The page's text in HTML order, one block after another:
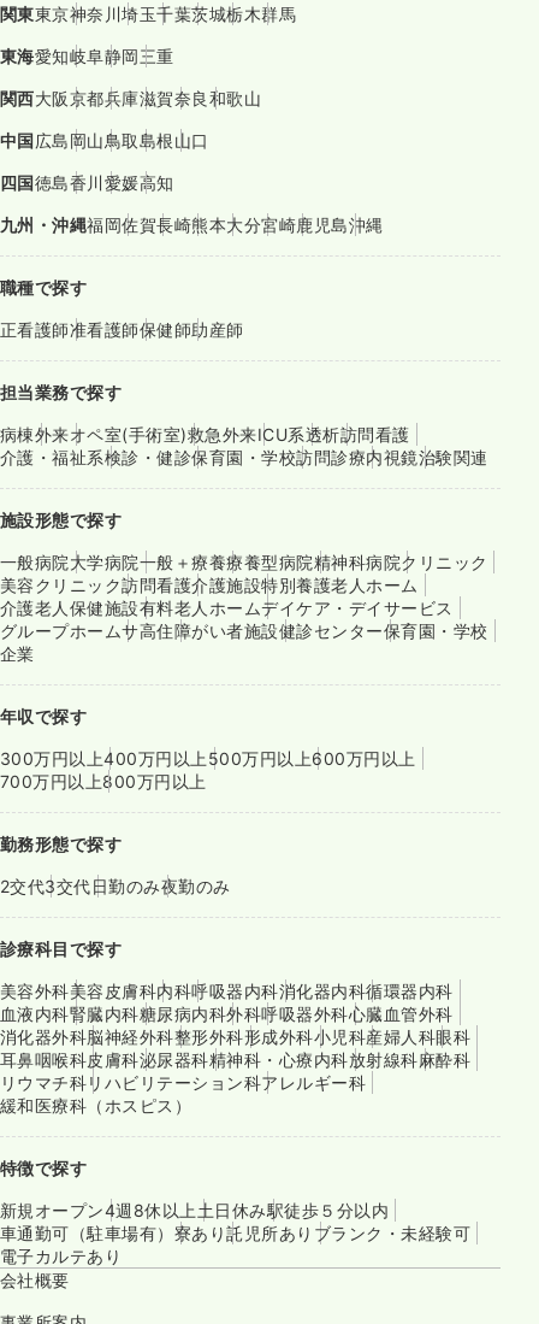
関東東京神奈川埼玉千葉茨城栃木群馬
東海愛知岐阜静岡三重
関西大阪京都兵庫滋賀奈良和歌山
中国広島岡山鳥取島根山口
四国徳島香川愛媛高知
九州・沖縄福岡佐賀長崎熊本大分宮崎鹿児島沖縄
職種で探す
正看護師准看護師保健師助産師
担当業務で探す
病棟外来オペ室(手術室)救急外来ICU系透析訪問看護
介護・福祉系検診・健診保育園・学校訪問診療内視鏡治験関連
施設形態で探す
一般病院大学病院一般＋療養療養型病院精神科病院クリニック
美容クリニック訪問看護介護施設特別養護老人ホーム
介護老人保健施設有料老人ホームデイケア・デイサービス
グループホームサ高住障がい者施設健診センター保育園・学校
企業
年収で探す
300万円以上400万円以上 500万円以上600万円以上
700万円以上800万円以上
勤務形態で探す
2交代3交代日勤のみ夜勤のみ
診療科目で探す
美容外科美容皮膚科内科呼吸器内科消化器内科循環器内科
血液内科腎臓内科糖尿病内科外科呼吸器外科心臓血管外科
消化器外科脳神経外科整形外科形成外科小児科産婦人科眼科
耳鼻咽喉科皮膚科泌尿器科精神科・心療内科放射線科麻酔科
リウマチ科リハビリテーション科アレルギー科
緩和医療科（ホスピス）
特徴で探す
新規オープン4週8休以上 土日休み駅徒歩５分以内
車通勤可（駐車場有） 寮あり託児所あり ブランク・未経験可
電子カルテあり
会社概要